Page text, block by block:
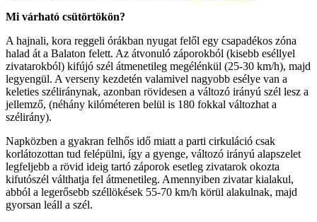
Mi várható csütörtökön?
A hajnali, kora reggeli órákban nyugat felől egy csapadékos zóna
halad át a Balaton felett. Az átvonuló záporokból (kisebb eséllyel
zivatarokból) kifújó szél átmenetileg megélénkül (25-30 km/h), majd
legyengül. A verseny kezdetén valamivel nagyobb esélye van a
keleties széliránynak, azonban rövidesen a változó irányú szél lesz a
jellemző, (néhány kilóméteren belül is 180 fokkal változhat a
szélirány).
Napközben a gyakran felhős idő miatt a parti cirkuláció csak
korlátozottan tud felépülni, így a gyenge, változó irányú alapszelet
legfeljebb a rövid ideig tartó záporok esetleg zivatarok okozta
kifutószél válthatja fel átmenetileg. Amennyiben zivatar kialakul,
abból a legerősebb széllökések 55-70 km/h körül alakulnak, majd
gyorsan leáll a szél.